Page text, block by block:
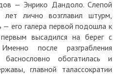
— Энрико Дандоло. Слепой
лет лично возглавил штурм,
— его галера первой подошла к
высадился на берег с
после разграбления
баснословно обогатилась и
главной талассократии